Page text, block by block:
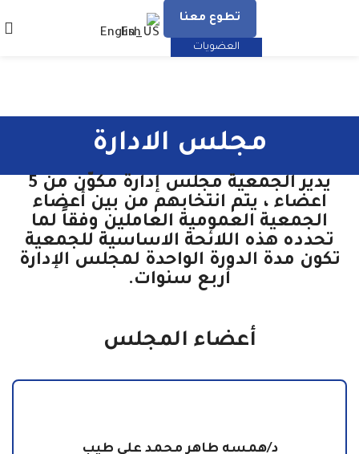
تطوع معنا
العضويات
English
مجلس الادارة
يدير الجمعية مجلس إدارة مكوّن من 5
اعضاء ، يتم انتخابهم من بين أعضاء
الجمعية العمومية العاملين وفقاً لما
تحدده هذه اللائحة الاساسية للجمعية
تكون مدة الدورة الواحدة لمجلس الإدارة
أربع سنوات.
أعضاء المجلس
د/همسه طاهر محمد على طيب